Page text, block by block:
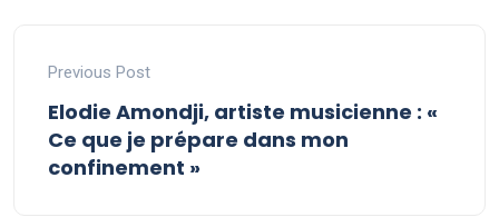
Previous Post
Elodie Amondji, artiste musicienne : «
Ce que je prépare dans mon
confinement »